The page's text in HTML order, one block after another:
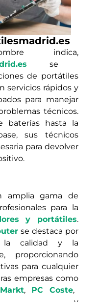
indica,
se
de portátiles
servicios rápidos y
para manejar
técnicos.
baterías hasta la
sus técnicos
para devolver
amplia gama de
para la
y portátiles.
se destaca por
la calidad y la
proporcionando
para cualquier
empresas como
, PC Coste,